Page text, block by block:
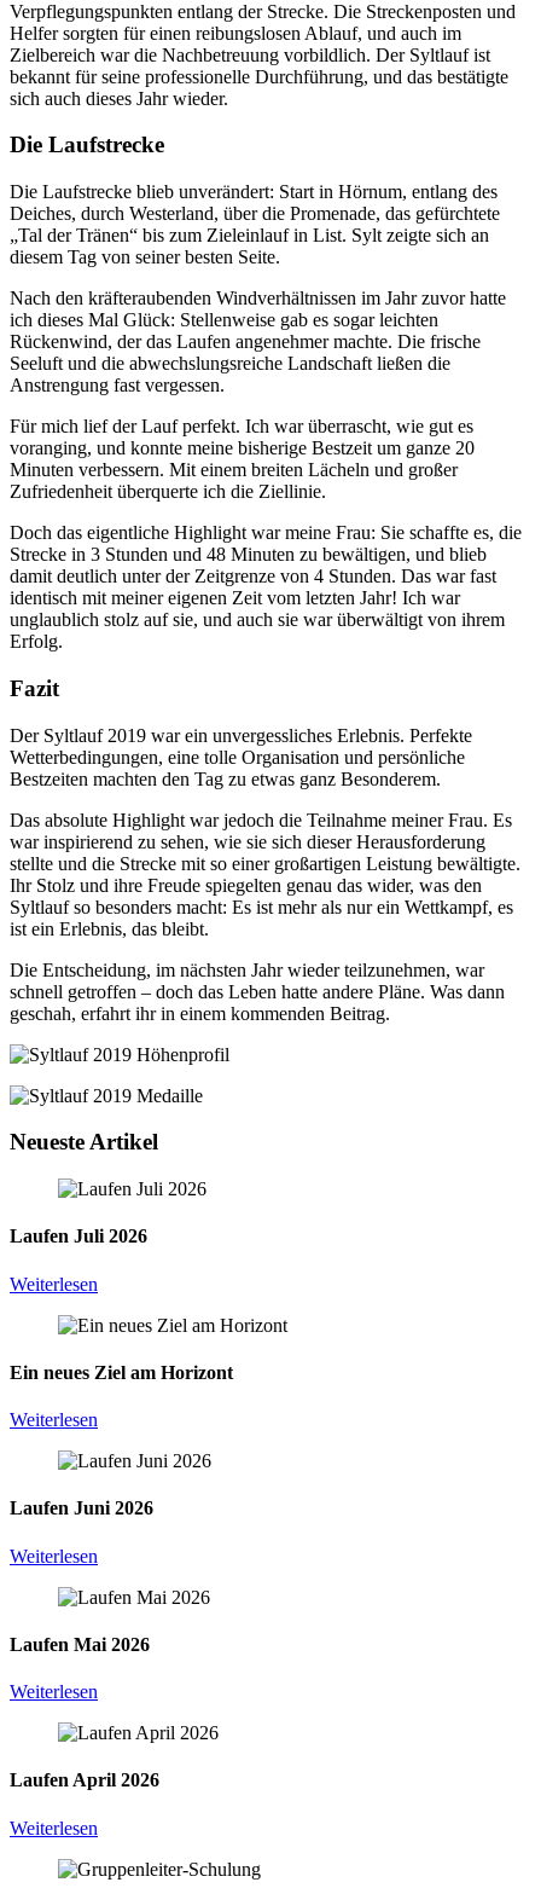
Verpflegungspunkten entlang der Strecke. Die Streckenposten und
Helfer sorgten für einen reibungslosen Ablauf, und auch im
Zielbereich war die Nachbetreuung vorbildlich. Der Syltlauf ist
bekannt für seine professionelle Durchführung, und das bestätigte
sich auch dieses Jahr wieder.
Die Laufstrecke
Die Laufstrecke blieb unverändert: Start in Hörnum, entlang des
Deiches, durch Westerland, über die Promenade, das gefürchtete
„Tal der Tränen“ bis zum Zieleinlauf in List. Sylt zeigte sich an
diesem Tag von seiner besten Seite.
Nach den kräfteraubenden Windverhältnissen im Jahr zuvor hatte
ich dieses Mal Glück: Stellenweise gab es sogar leichten
Rückenwind, der das Laufen angenehmer machte. Die frische
Seeluft und die abwechslungsreiche Landschaft ließen die
Anstrengung fast vergessen.
Für mich lief der Lauf perfekt. Ich war überrascht, wie gut es
voranging, und konnte meine bisherige Bestzeit um ganze 20
Minuten verbessern. Mit einem breiten Lächeln und großer
Zufriedenheit überquerte ich die Ziellinie.
Doch das eigentliche Highlight war meine Frau: Sie schaffte es, die
Strecke in 3 Stunden und 48 Minuten zu bewältigen, und blieb
damit deutlich unter der Zeitgrenze von 4 Stunden. Das war fast
identisch mit meiner eigenen Zeit vom letzten Jahr! Ich war
unglaublich stolz auf sie, und auch sie war überwältigt von ihrem
Erfolg.
Fazit
Der Syltlauf 2019 war ein unvergessliches Erlebnis. Perfekte
Wetterbedingungen, eine tolle Organisation und persönliche
Bestzeiten machten den Tag zu etwas ganz Besonderem.
Das absolute Highlight war jedoch die Teilnahme meiner Frau. Es
war inspirierend zu sehen, wie sie sich dieser Herausforderung
stellte und die Strecke mit so einer großartigen Leistung bewältigte.
Ihr Stolz und ihre Freude spiegelten genau das wider, was den
Syltlauf so besonders macht: Es ist mehr als nur ein Wettkampf, es
ist ein Erlebnis, das bleibt.
Die Entscheidung, im nächsten Jahr wieder teilzunehmen, war
schnell getroffen – doch das Leben hatte andere Pläne. Was dann
geschah, erfahrt ihr in einem kommenden Beitrag.
Neueste Artikel
Laufen Juli 2026
Weiterlesen
Ein neues Ziel am Horizont
Weiterlesen
Laufen Juni 2026
Weiterlesen
Laufen Mai 2026
Weiterlesen
Laufen April 2026
Weiterlesen